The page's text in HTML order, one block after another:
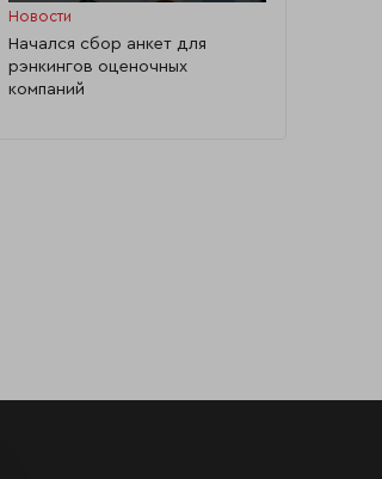
Новости
Начался сбор анкет для
рэнкингов оценочных
компаний